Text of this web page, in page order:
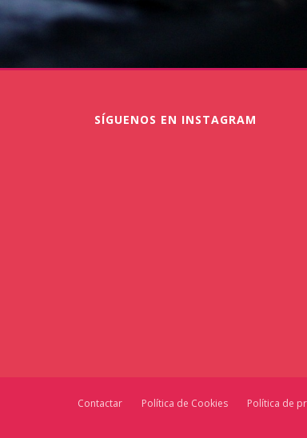
SÍGUENOS EN INSTAGRAM
Contactar Política de Cookies Política de